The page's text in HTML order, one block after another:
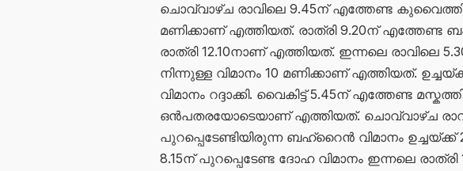
ചൊവ്വാഴ്ച രാവിലെ 9.45ന് എത്തേണ്ട
മണിക്കാണ് എത്തിയത്. രാത്രി 9.20ന് എത്തേണ്ട
രാത്രി 12.10നാണ് എത്തിയത്. ഇന്നലെ രാവിലെ
നിന്നുള്ള വിമാനം 10 മണിക്കാണ് എത്തിയത്.
വിമാനം റദ്ദാക്കി. വൈകിട്ട് 5.45ന് എത്തേണ്ട
ഒൻപതരയോടെയാണ് എത്തിയത്. ചൊവ്വാഴ്ച
പുറപ്പെടേണ്ടിയിരുന്ന ബഹ്റൈൻ വിമാനം ഉച്ചയ്ക്ക്
8.15ന് പുറപ്പെടേണ്ട ദോഹ വിമാനം ഇന്നലെ